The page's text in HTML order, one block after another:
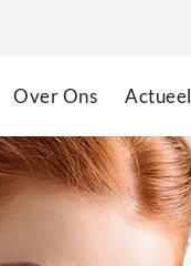
Over Ons Actueel